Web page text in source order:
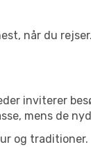
når du
inviterer
mens de
og traditioner.